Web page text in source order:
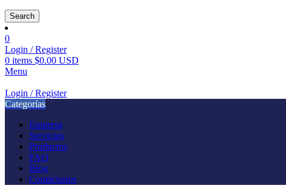
Search
0
Login / Register
0 items $0.00 USD
Menu
Login / Register
Categorías
Empresa
Servicios
Productos
FAQ
Blog
Contáctanos